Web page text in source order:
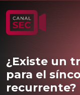
¿Existe un
para el
recurrente?